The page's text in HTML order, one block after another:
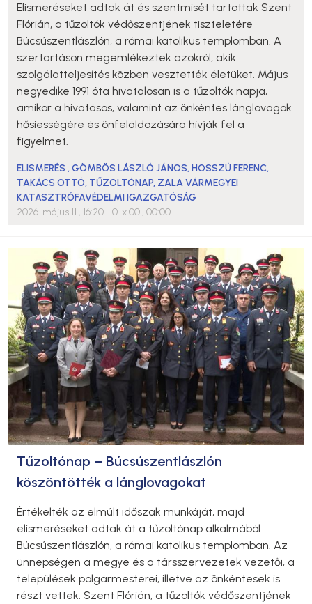
Elismeréseket adtak át és szentmisét tartottak Szent
Flórián, a tűzoltók védőszentjének tiszteletére
Búcsúszentlászlón, a római katolikus templomban. A
szertartáson megemlékeztek azokról, akik
szolgálatteljesítés közben vesztették életüket. Május
negyedike 1991 óta hivatalosan is a tűzoltók napja,
amikor a hivatásos, valamint az önkéntes lánglovagok
hősiességére és önfeláldozására hívják fel a
figyelmet.
ELISMERÉS ,GÖMBÖS LÁSZLÓ JÁNOS,HOSSZÚ FERENC,
TAKÁCS OTTÓ, TŰZOLTÓNAP, ZALA VÁRMEGYEI
KATASZTRÓFAVÉDELMI IGAZGATÓSÁG
2026. május 11., 16:20 - 0. x 00., 00:00
Tűzoltónap – Búcsúszentlászlón
köszöntötték a lánglovagokat
Értékelték az elmúlt időszak munkáját, majd
elismeréseket adtak át a tűzoltónap alkalmából
Búcsúszentlászlón, a római katolikus templomban. Az
ünnepségen a megye és a társszervezetek vezetői, a
települések polgármesterei, illetve az önkéntesek is
részt vettek. Szent Flórián, a tűzoltók védőszentjének